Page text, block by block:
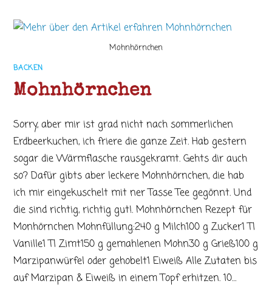
Mohnhörnchen
BACKEN
Mohnhörnchen
Sorry, aber mir ist grad nicht nach sommerlichen
Erdbeerkuchen, ich friere die ganze Zeit. Hab gestern
sogar die Wärmflasche rausgekramt. Gehts dir auch
so? Dafür gibts aber leckere Mohnhörnchen, die hab
ich mir eingekuschelt mit ner Tasse Tee gegönnt. Und
die sind richtig, richtig gut!. Mohnhörnchen Rezept für
Monhörnchen Mohnfüllung:240 g Milch100 g Zucker1 Tl
Vanille1 Tl Zimt150 g gemahlenen Mohn30 g Grieß100 g
Marzipanwürfel oder gehobelt1 Eiweiß Alle Zutaten bis
auf Marzipan & Eiweiß in einem Topf erhitzen. 10…